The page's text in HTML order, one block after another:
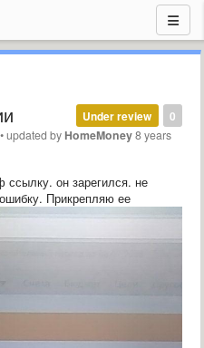
0
Under review
•updated by HomeMoney8 years
ссылку. он зарегился. не
Прикрепляю ее